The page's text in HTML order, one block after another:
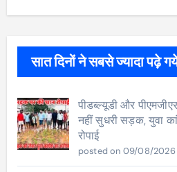
सात दिनों ने सबसे ज्यादा पढ़े
पीडब्ल्यूडी और
नहीं सुधरी सड़क, युवा
रोपाई
posted on 09/08/2026